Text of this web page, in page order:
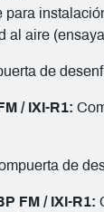
para
al aire
de
/ IXI-R1:
de
FM / IXI-R1: